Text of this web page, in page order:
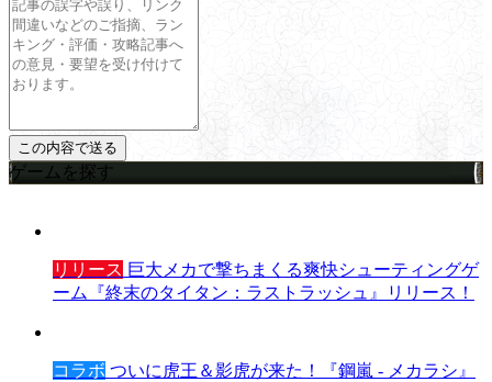
ゲームを探す
リリース 巨大メカで撃ちまくる爽快シューティングゲ
ーム『終末のタイタン：ラストラッシュ』リリース！
コラボ ついに虎王＆影虎が来た！『鋼嵐 - メカラシ』